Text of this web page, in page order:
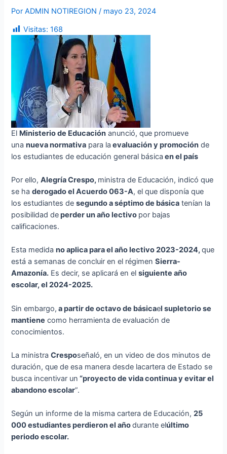
PorADMIN NOTIREGION/ mayo 23, 2024
Visitas: 168
El Ministerio de Educación anunció, que promueve
unanueva normativa para la evaluación y promoción de
los estudiantes de educación general básica en el país
Por ello,Alegría Crespo, ministra de Educación, indicó que
se haderogado el Acuerdo 063-A, el que disponía que
los estudiantes desegundo a séptimode básica tenían la
posibilidad deperder un año lectivo por bajas
calificaciones.
Esta medidano aplica para el año lectivo 2023-2024,que
está a semanas de concluir en el régimenSierra-
Amazonía. Es decir, se aplicará en elsiguiente año
escolar, el 2024-2025.
Sin embargo, a partir de octavo de básicaelsupletorio se
mantiene como herramienta de evaluación de
conocimientos.
La ministraCresposeñaló, en un video de dos minutos de
duración, que de esa manera desde lacartera de Estado se
busca incentivar un “proyecto de vida continua y evitar el
abandono escolar”.
Según un informe de la misma cartera de Educación,25
000 estudiantes perdieron el añodurante elúltimo
periodo escolar.